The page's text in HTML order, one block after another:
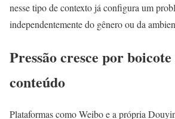
nesse tipo de contexto já configura um
independentemente do gênero ou da
Pressão cresce por
conteúdo
Plataformas como Weibo e a própria